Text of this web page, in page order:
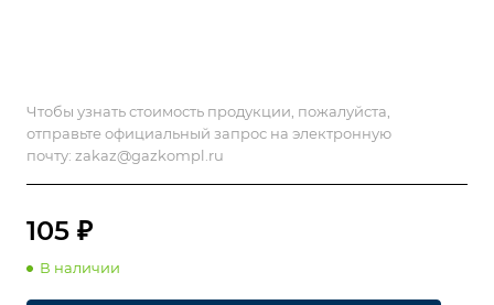
Чтобы узнать стоимость продукции, пожалуйста,
отправьте официальный запрос на электронную
почту: zakaz@gazkompl.ru
105 ₽
В наличии